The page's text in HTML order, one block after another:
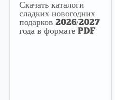
Скачать каталоги
сладких новогодних
подарков 2026/2027
года в формате PDF